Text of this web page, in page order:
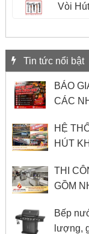
Vòi
Tin tức nổi bật
BÁO
CÁC
HỆ
HÚT
THI
GỒM
Bếp
lượng,